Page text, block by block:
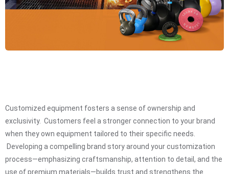
Customized equipment fosters a sense of ownership and
exclusivity. Customers feel a stronger connection to your brand
when they own equipment tailored to their specific needs.
Developing a compelling brand story around your customization
process—emphasizing craftsmanship, attention to detail, and the
use of premium materials—builds trust and strengthens the